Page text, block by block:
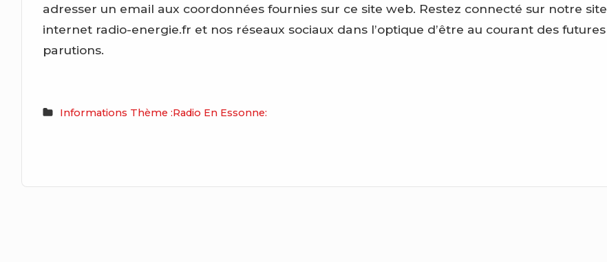
adresser un email aux coordonnées fournies sur ce site web. Restez connecté sur notre site
internet radio-energie.fr et nos réseaux sociaux dans l’optique d’être au courant des futures
parutions.
Informations Thème :Radio En Essonne: